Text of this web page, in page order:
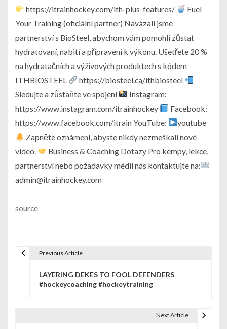
https://itrainhockey.com/ith-plus-features/
Fuel
Your Training (oficiální partner) Navázali jsme
partnerství s BioSteel, abychom vám pomohli zůstat
hydratovaní, nabití a připraveni k výkonu. Ušetřete 20 %
na hydratačních a výživových produktech s kódem
ITHBIOSTEEL
https://biosteel.ca/ithbiosteel
Sledujte a zůstaňte ve spojení
Instagram:
https://www.instagram.com/itrainhockey
Facebook:
https://www.facebook.com/itrainYouTube:
youtube
Zapněte oznámení, abyste nikdy nezmeškali nové
video.
Business & Coaching Dotazy Pro kempy, lekce,
partnerství nebo požadavky médií nás kontaktujte na:
admin@itrainhockey.com
source
Previous Article
LAYERING DEKES TO FOOL DEFENDERS
#hockeycoaching #hockeytraining
Next Article